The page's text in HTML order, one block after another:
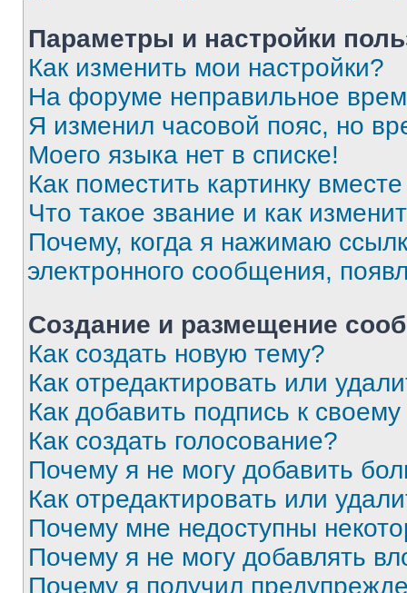
Параметры и настройки
Как изменить мои настройки?
На форуме неправильное
Я изменил часовой пояс, но
Моего языка нет в списке!
Как поместить картинку
Что такое звание и как
Почему, когда я нажимаю
электронного сообщения,
Создание и размещение
Как создать новую тему?
Как отредактировать или
Как добавить подпись к
Как создать голосование?
Почему я не могу добавить
Как отредактировать или
Почему мне недоступны
Почему я не могу добавлять
Почему я получил